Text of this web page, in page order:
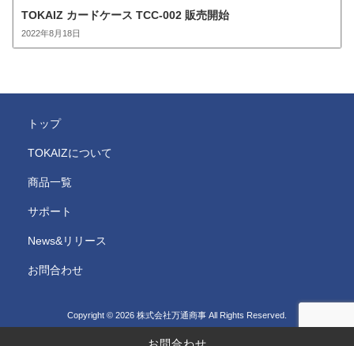
TOKAIZ カードケース TCC-002 販売開始
2022年8月18日
トップ
TOKAIZについて
商品一覧
サポート
News&リリース
お問合わせ
Copyright © 2026 株式会社万通商事 All Rights Reserved.